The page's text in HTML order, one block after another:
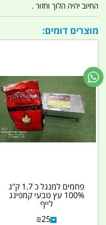
החיוב יהיה הלוך וחזור .
מוצרים דומים:
פחמים למנגל כ 1.7 ק"ג
100% עץ טבעי קמפינג
לייף
₪25